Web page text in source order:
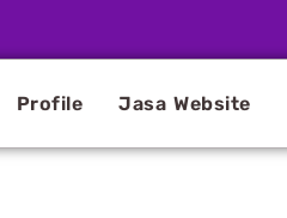
Profile Jasa Website